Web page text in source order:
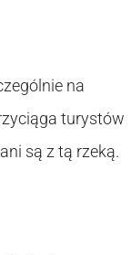
na
turystów
są z tą rzeką.